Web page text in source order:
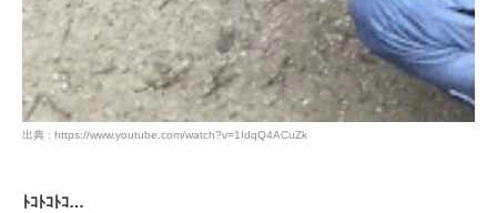
出典 : https://www.youtube.com/watch?v=1IdqQ4ACuZk
ﾄｺﾄｺﾄｺ…